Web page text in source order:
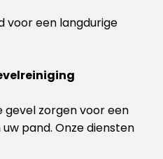
voor een langdurige
gevel zorgen voor een
pand. Onze diensten